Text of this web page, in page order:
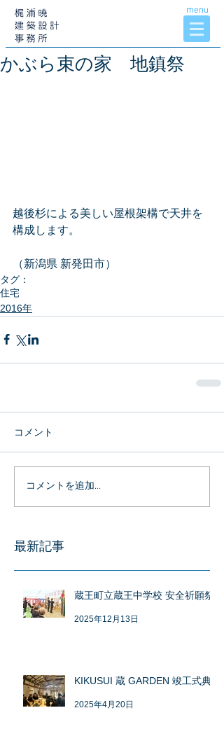
menu
かぶら束の家 地鎮祭
越後杉による美しい屋根架構で天井を
構成します。
（新潟県 新発田市）
タグ：
住宅
2016年
コメント
コメントを追加…
最新記事
蔵王町立蔵王中学校 安全祈願祭
2025年12月13日
KIKUSUI 蔵 GARDEN 竣工式典
2025年4月20日